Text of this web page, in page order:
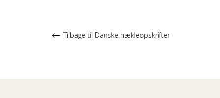
Tilbage til Danske hækleopskrifter